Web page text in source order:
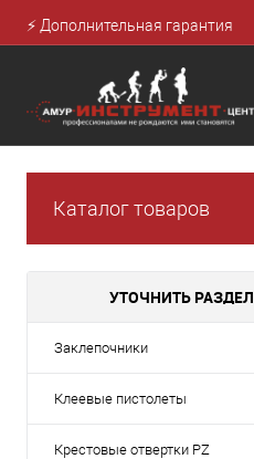
⚡ Дополнительная гарантия
Каталог товаров
УТОЧНИТЬ РАЗДЕЛ
Заклепочники
Клеевые пистолеты
Крестовые отвертки PZ